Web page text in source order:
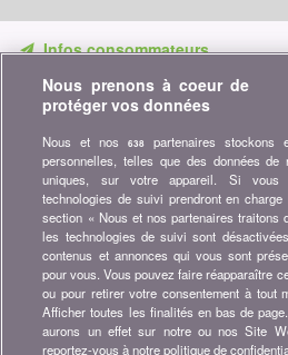
Infos consommateurs
Ne ratez aucune occasion
comparatifs, conseils et astuces dans
l'assurance, la finance, produits de
Abonnez-vous à la newsletter
Rejoignez la communauté
Restez à l'affût, retrouvez tous les
économiser sur :
Nous prenons à coeur de
protéger vos données
Nous et nos638
partenaires stockons
personnelles, telles que des données de
uniques, sur votre appareil. Si vous
technologies de suivi prendront en
section « Nous et nos partenaires traitons
les technologies de suivi sont
contenus et annonces qui vous sont
pour vous. Vous pouvez faire réapparaître
ou pour retirer votre consentement à tout
Afficher toutes les finalités en bas de
aurons un effet sur notre ou nos Site
reportez-vous à notre politique de